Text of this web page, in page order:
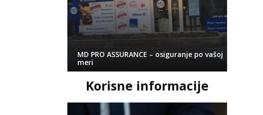
MD PRO ASSURANCE – osiguranje po vašoj
meri
Korisne informacije